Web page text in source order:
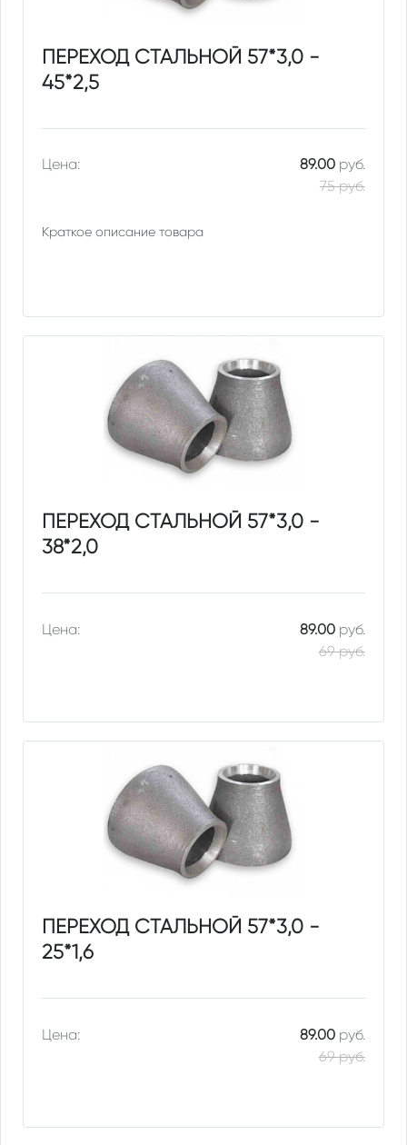
ПЕРЕХОД СТАЛЬНОЙ 57*3,0 -
45*2,5
Цена: 89.00руб.
75 руб.
Краткое описание товара
ПЕРЕХОД СТАЛЬНОЙ 57*3,0 -
38*2,0
Цена: 89.00руб.
69 руб.
ПЕРЕХОД СТАЛЬНОЙ 57*3,0 -
25*1,6
Цена: 89.00руб.
69 руб.